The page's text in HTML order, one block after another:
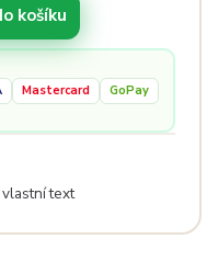
košíku
Mastercard GoPay
text